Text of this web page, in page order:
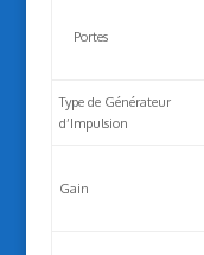
Portes
Type de Générateur
d’Impulsion
Gain